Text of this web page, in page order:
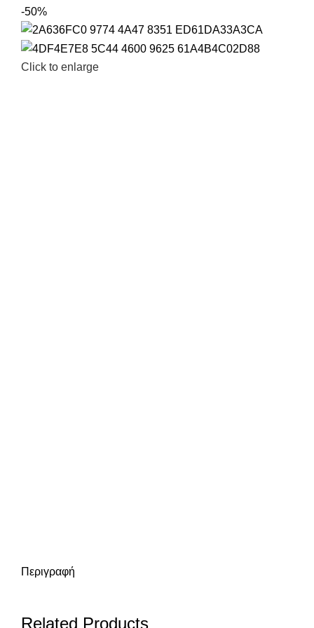
-50%
Click to enlarge
Περιγραφή
Related Products